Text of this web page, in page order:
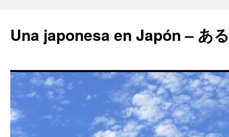
Una japonesa en Japón – あ